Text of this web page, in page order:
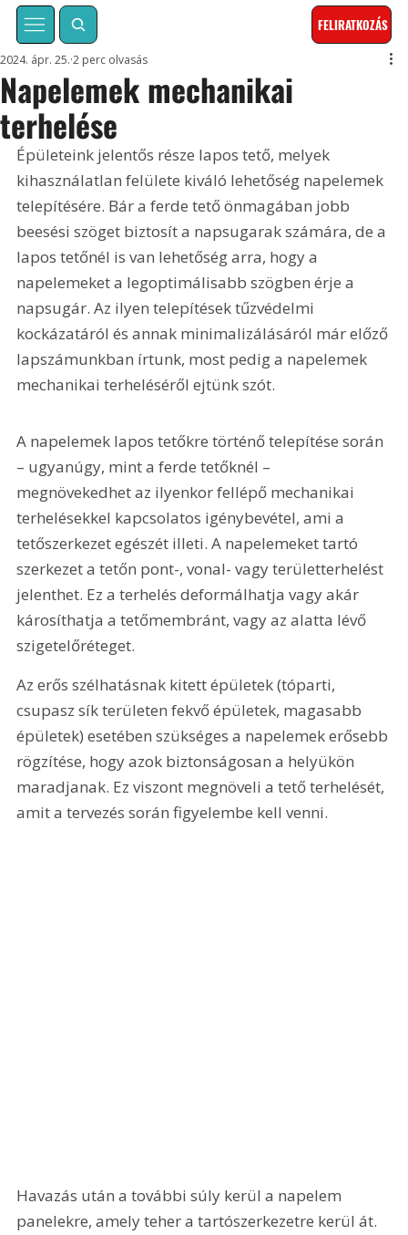
FELIRATKOZÁS
Napelemek mechanikai
terhelése
2024. ápr. 25. 2 perc olvasás
Épületeink jelentős része lapos tető, melyek
kihasználatlan felülete kiváló lehetőség napelemek
telepítésére. Bár a ferde tető önmagában jobb
beesési szöget biztosít a napsugarak számára, de a
lapos tetőnél is van lehetőség arra, hogy a
napelemeket a legoptimálisabb szögben érje a
napsugár. Az ilyen telepítések tűzvédelmi
kockázatáról és annak minimalizálásáról már előző
lapszámunkban írtunk, most pedig a napelemek
mechanikai terheléséről ejtünk szót.
A napelemek lapos tetőkre történő telepítése során
– ugyanúgy, mint a ferde tetőknél –
megnövekedhet az ilyenkor fellépő mechanikai
terhelésekkel kapcsolatos igénybevétel, ami a
tetőszerkezet egészét illeti. A napelemeket tartó
szerkezet a tetőn pont-, vonal- vagy területterhelést
jelenthet. Ez a terhelés deformálhatja vagy akár
károsíthatja a tetőmembránt, vagy az alatta lévő
szigetelőréteget.
Az erős szélhatásnak kitett épületek (tóparti,
csupasz sík területen fekvő épületek, magasabb
épületek) esetében szükséges a napelemek erősebb
rögzítése, hogy azok biztonságosan a helyükön
maradjanak. Ez viszont megnöveli a tető terhelését,
amit a tervezés során figyelembe kell venni.
Havazás után a további súly kerül a napelem
panelekre, amely teher a tartószerkezetre kerül át.